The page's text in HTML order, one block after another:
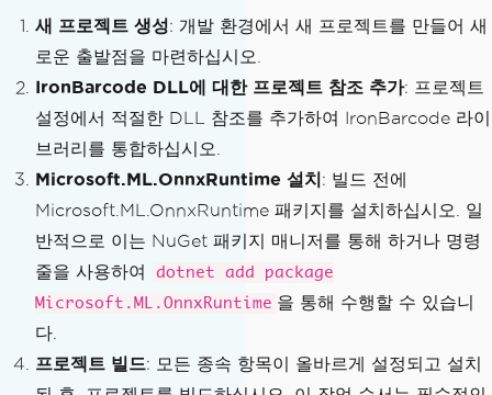
새 프로젝트 생성: 개발 환경에서 새 프로젝트를 만들어 새
로운 출발점을 마련하십시오.
IronBarcode DLL에 대한 프로젝트 참조 추가: 프로젝트
설정에서 적절한 DLL 참조를 추가하여 IronBarcode 라이
브러리를 통합하십시오.
Microsoft.ML.OnnxRuntime 설치 : 빌드 전에
Microsoft.ML.OnnxRuntime 패키지를 설치하십시오. 일
반적으로 이는 NuGet 패키지 매니저를 통해 하거나 명령
줄을 사용하여
dotnet add package
Microsoft.ML.OnnxRuntime 을 통해 수행할 수 있습니
다.
프로젝트 빌드: 모든 종속 항목이 올바르게 설정되고 설치